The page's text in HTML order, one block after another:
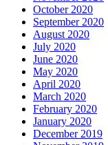
October 2020
September 2020
August 2020
July 2020
June 2020
May 2020
April 2020
March 2020
February 2020
January 2020
December 2019